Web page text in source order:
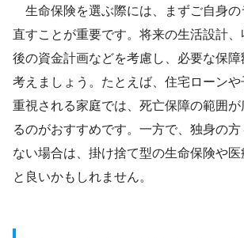
生命保険を選ぶ際には、まずご自身の
直すことが重要です。将来の生活設計
後の資金計画などを考慮し、必要な保
考えましょう。たとえば、住宅ローン
重視される家庭では、死亡保障の範囲
るのがおすすめです。一方で、独身の
ない場合は、掛け捨て型の生命保険や
と良いかもしれません。